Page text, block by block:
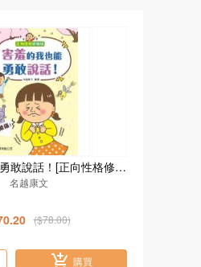
敢說話！[正向性格修煉
術]
名越康文
($78.00)
購買